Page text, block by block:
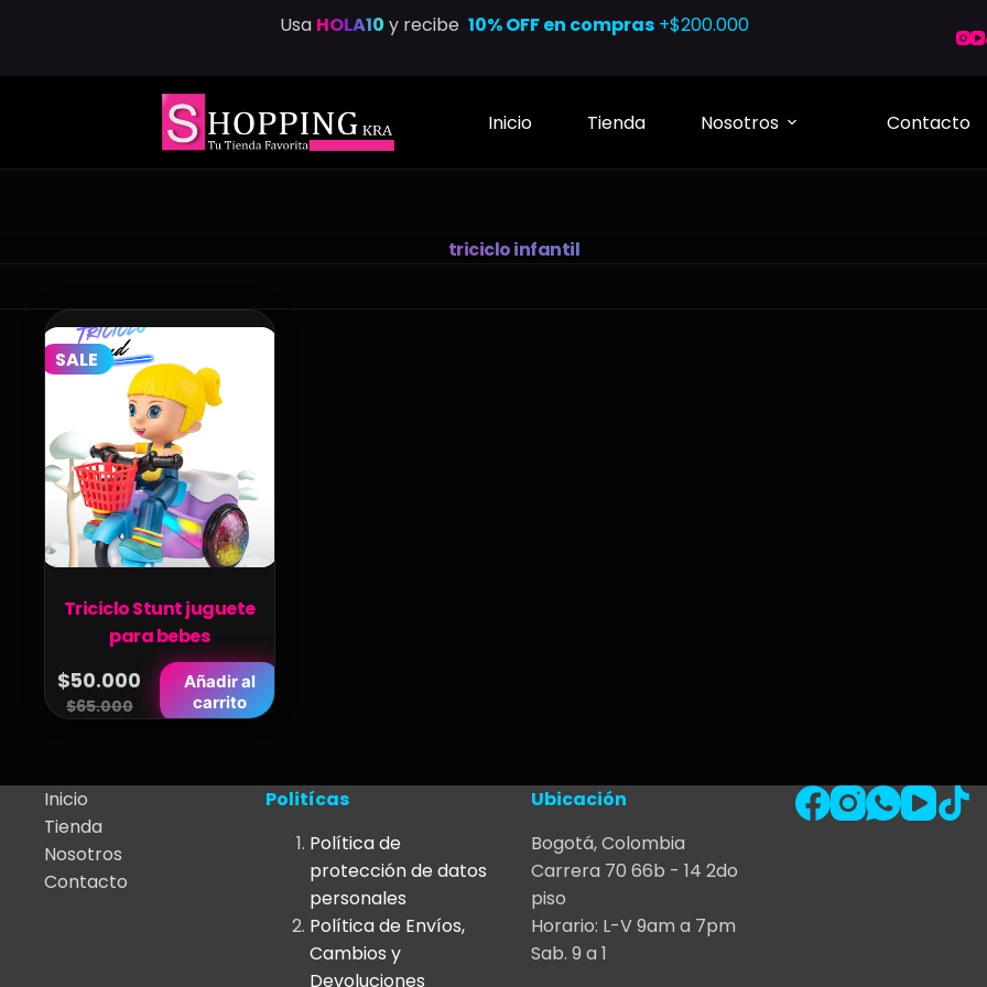
Usa HOLA10 y recibe 10% OFF en compras+$200.000
Inicio Tienda Nosotros Contacto
triciclo infantil
SALE
Triciclo Stunt juguete
para bebes
$65.000
Original
$65.000.
$50.000
Current
$50.000.
Añadir al
carrito
Inicio
Tienda
Nosotros
Contacto
Politícas
Política de
protección de datos
personales
Política de Envíos,
Cambios y
Devoluciones
Ubicación
Bogotá, Colombia
Carrera 70 66b - 14 2do
piso
Horario: L-V 9am a 7pm
Sab. 9 a 1